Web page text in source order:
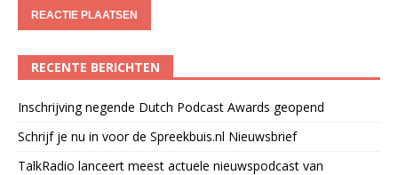
RECENTE BERICHTEN
Inschrijving negende Dutch Podcast Awards geopend
Schrijf je nu in voor de Spreekbuis.nl Nieuwsbrief
TalkRadio lanceert meest actuele nieuwspodcast van